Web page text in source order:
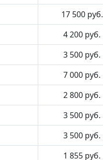
17 500 руб.
4 200 руб.
3 500 руб.
7 000 руб.
2 800 руб.
3 500 руб.
3 500 руб.
1 855 руб.